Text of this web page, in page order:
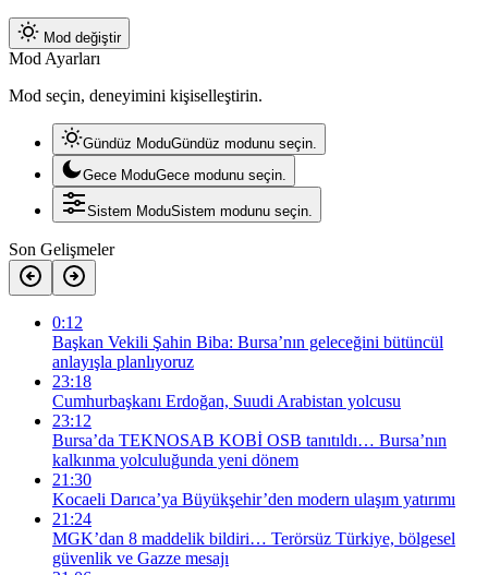
Mod değiştir
Mod Ayarları
Mod seçin, deneyimini kişiselleştirin.
Gündüz ModuGündüz modunu seçin.
Gece ModuGece modunu seçin.
Sistem ModuSistem modunu seçin.
Son Gelişmeler
0:12
Başkan Vekili Şahin Biba: Bursa’nın geleceğini bütüncül
anlayışla planlıyoruz
23:18
Cumhurbaşkanı Erdoğan, Suudi Arabistan yolcusu
23:12
Bursa’da TEKNOSAB KOBİ OSB tanıtıldı… Bursa’nın
kalkınma yolculuğunda yeni dönem
21:30
Kocaeli Darıca’ya Büyükşehir’den modern ulaşım yatırımı
21:24
MGK’dan 8 maddelik bildiri… Terörsüz Türkiye, bölgesel
güvenlik ve Gazze mesajı